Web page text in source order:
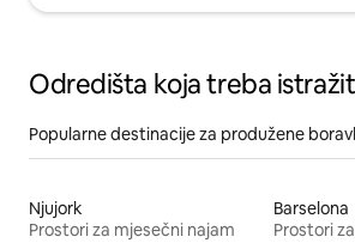
Odredišta koja treba
Popularne destinacije za produžene
Njujork
Prostori za mjesečni najam
Barselona
Prostori